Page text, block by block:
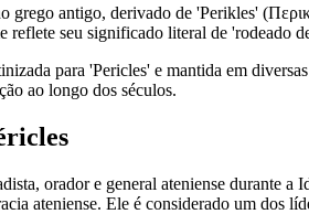
grego antigo, derivado de 'Perikles'
reflete seu significado literal de 'rodeado
para 'Pericles' e mantida em
ao longo dos séculos.
orador e general ateniense durante
ateniense. Ele é considerado um dos